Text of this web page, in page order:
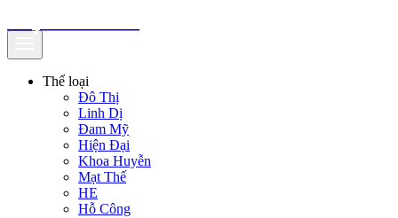
Thể loại
Đô Thị
Linh Dị
Đam Mỹ
Hiện Đại
Khoa Huyễn
Mạt Thế
HE
Hỗ Công